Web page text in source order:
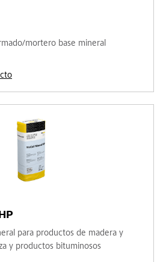
mortero base mineral
para productos de madera y
y productos bituminosos